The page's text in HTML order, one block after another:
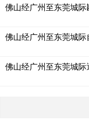
佛山经广州至东莞城际
佛山经广州至东莞城际
佛山经广州至东莞城